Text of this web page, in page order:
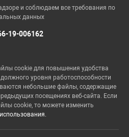
и соблюдаем все требования по
данных
19-006162
cookie для повышения удобства
уровня работоспособности
небольшие файлы, содержащие
посещениях веб-сайта. Если
cookie, то можете изменить